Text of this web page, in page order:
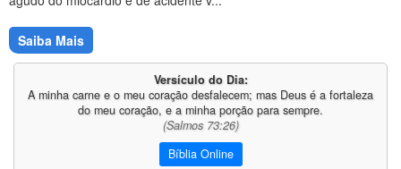
Saiba Mais
Versículo do Dia:
A minha carne e o meu coração desfalecem; mas Deus é a fortaleza
do meu coração, e a minha porção para sempre.
(Salmos 73:26)
Bíblia Online